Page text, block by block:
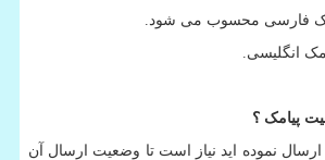
پیامک ؟
ارسال نموده اید نیاز است تا وضعیت ارسال آن